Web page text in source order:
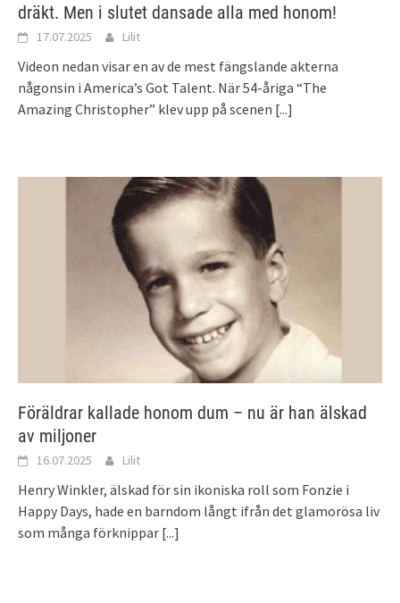
dräkt. Men i slutet dansade alla med honom!
17.07.2025 Lilit
Videon nedan visar en av de mest fängslande akterna
någonsin i America’s Got Talent. När 54-åriga “The
Amazing Christopher” klev upp på scenen [...]
Föräldrar kallade honom dum – nu är han älskad
av miljoner
16.07.2025 Lilit
Henry Winkler, älskad för sin ikoniska roll som Fonzie i
Happy Days, hade en barndom långt ifrån det glamorösa liv
som många förknippar [...]